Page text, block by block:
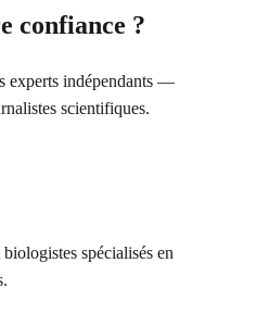
confiance ?
experts indépendants —
scientifiques.
spécialisés en